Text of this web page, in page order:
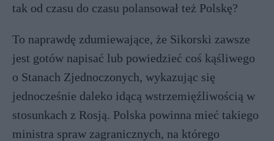
tak od czasu do czasu polansował też Polskę?
To naprawdę zdumiewające, że Sikorski zawsze
jest gotów napisać lub powiedzieć coś kąśliwego
o Stanach Zjednoczonych, wykazując się
jednocześnie daleko idącą wstrzemięźliwością w
stosunkach z Rosją. Polska powinna mieć takiego
ministra spraw zagranicznych, na którego